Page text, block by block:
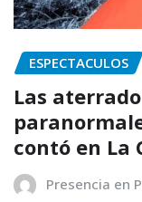
ESPECTACULOS
Las
contó en La
Presencia en